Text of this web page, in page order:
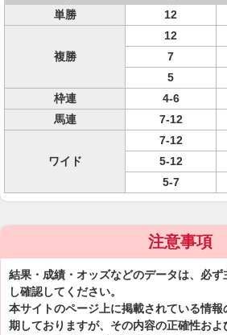
単勝 12
複勝
12
7
5
枠連
4-6
馬連
7-12
ワイド
7-12
5-12
5-7
注意事項
結果・成績・オッズなどのデータは、必
し確認してください。
本サイトのページ上に掲載されている情
期しておりますが、その内容の正確性お